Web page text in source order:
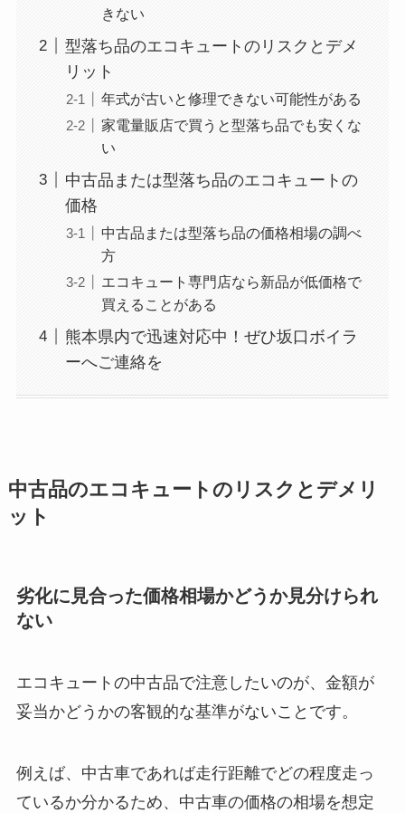
きない
型落ち品のエコキュートのリスクとデメ
リット
年式が古いと修理できない可能性がある
家電量販店で買うと型落ち品でも安くな
い
中古品または型落ち品のエコキュートの
価格
中古品または型落ち品の価格相場の調べ
方
エコキュート専門店なら新品が低価格で
買えることがある
熊本県内で迅速対応中！ぜひ坂口ボイラ
ーへご連絡を
中古品のエコキュートのリスクとデメリ
ット
劣化に見合った価格相場かどうか見分けられ
ない
エコキュートの中古品で注意したいのが、金額が
妥当かどうかの客観的な基準がないことです。
例えば、中古車であれば走行距離でどの程度走っ
ているか分かるため、中古車の価格の相場を想定